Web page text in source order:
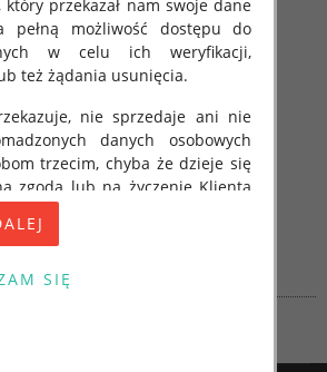
1 Kolor
który przekazał nam swoje dane
pełną możliwość dostępu do
w celu ich weryfikacji,
też żądania usunięcia.
nie sprzedaje ani nie
danych osobowych
trzecim, chyba że dzieje się
zgodą lub na życzenie Klienta
uprawnionych na podstawie
państwa w związku z